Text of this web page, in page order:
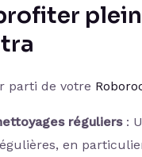
parti de votre
réguliers:
en